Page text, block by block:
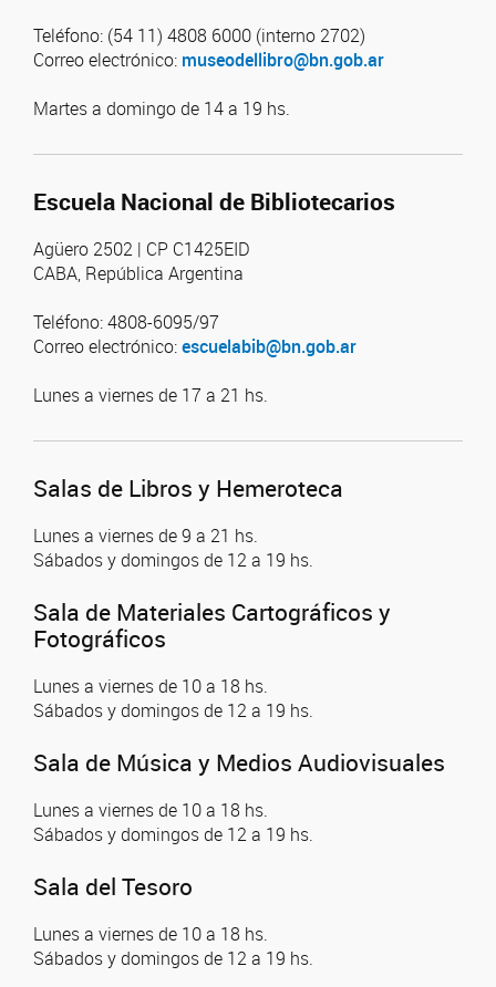
Teléfono: (54 11) 4808 6000 (interno 2702)
Correo electrónico: museodellibro@bn.gob.ar
Martes a domingo de 14 a 19 hs.
Escuela Nacional de Bibliotecarios
Agüero 2502 | CP C1425EID
CABA, República Argentina
Teléfono: 4808-6095/97
Correo electrónico:escuelabib@bn.gob.ar
Lunes a viernes de 17 a 21 hs.
Salas de Libros y Hemeroteca
Lunes a viernes de 9 a 21 hs.
Sábados y domingos de 12 a 19 hs.
Sala de Materiales Cartográficos y
Fotográficos
Lunes a viernes de 10 a 18 hs.
Sábados y domingos de 12 a 19 hs.
Sala de Música y Medios Audiovisuales
Lunes a viernes de 10 a 18 hs.
Sábados y domingos de 12 a 19 hs.
Sala del Tesoro
Lunes a viernes de 10 a 18 hs.
Sábados y domingos de 12 a 19 hs.